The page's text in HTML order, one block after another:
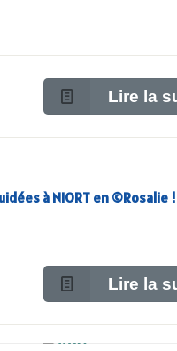
Lire la
à NIORT en ©Rosalie !
Lire la